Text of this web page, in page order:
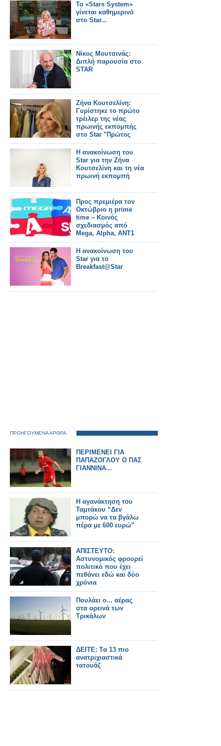
Το «Stars System»
γίνεται καθημερινό
στο Star...
Νίκος Μουτσινάς:
Διπλή παρουσία στο
STAR
Ζήνα Κουτσελίνη:
Γυρίστηκε το πρώτο
τρέιλερ της νέας
πρωινής εκπομπής
στο Star "Πρώτος
Καφές"
Η ανακοίνωση του
Star για την Ζήνα
Κουτσελίνη και τη νέα
πρωινή εκπομπή
Προς πρεμιέρα τον
Οκτώβριο η prime
time – Κοινός
σχεδιασμός από
Mega, Alpha, ΑΝΤ1
και Star
Η ανακοίνωση του
Star για το
Breakfast@Star
ΠΡΟΗΓΟΥΜΕΝΑ ΑΡΘΡΑ
ΠΕΡΙΜΕΝΕΙ ΓΙΑ
ΠΑΠΑΖΟΓΛΟΥ Ο ΠΑΣ
ΓΙΑΝΝΙΝΑ...
Η αγανάκτηση του
Ταμτάκου “Δεν
μπορώ να τα βγάλω
πέρα με 600 ευρώ”
ΑΠΙΣΤΕΥΤΟ:
Αστυνομικός φρουρεί
πολιτικό που έχει
πεθάνει εδώ και δύο
χρόνια
Πουλάει ο... αέρας
στα ορεινά των
Τρικάλων
ΔΕΙΤΕ: Tα 13 πιο
ανατριχιαστικά
τατουάζ